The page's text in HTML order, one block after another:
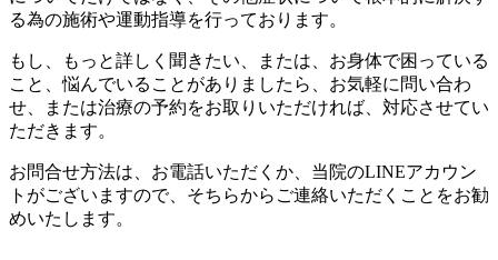
る為の施術や運動指導を行っております。
もし、もっと詳しく聞きたい、または、お身体で困っている
こと、悩んでいることがありましたら、お気軽に問い合わ
せ、または治療の予約をお取りいただければ、対応させてい
ただきます。
お問合せ方法は、お電話いただくか、当院のLINEアカウン
トがございますので、そちらからご連絡いただくことをお勧
めいたします。